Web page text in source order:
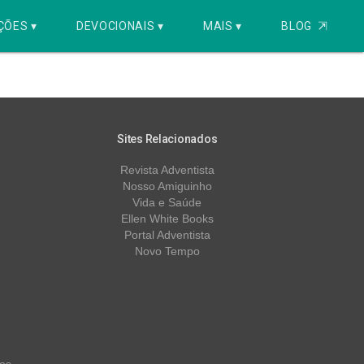
▾ DEVOCIONAIS ▾ MAIS ▾ BLOG ⇱
Sites Relacionados
Revista Adventista
Nosso Amiguinho
Vida e Saúde
Ellen White Books
Portal Adventista
Novo Tempo